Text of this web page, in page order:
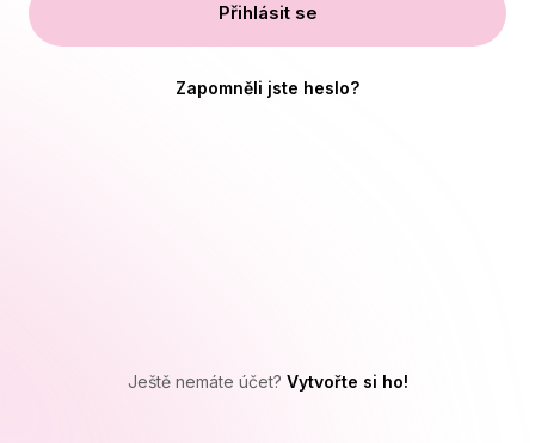
Přihlásit se
Zapomněli jste heslo?
Ještě nemáte účet? Vytvořte si ho!